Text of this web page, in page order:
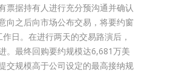
票据持有人进行充分预沟通并确认
向之后向市场公布交易，将要约窗
日。在进行两天的交易路演后，
。最终回购要约规模达6,681万美
交规模高于公司设定的最高接纳规